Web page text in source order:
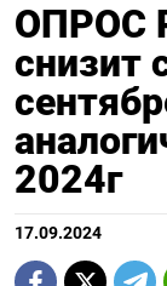
ОПРОС
снизит
2024г
17.09.2024